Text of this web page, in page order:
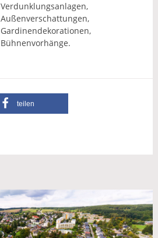
Verdunklungsanlagen,
Außenverschattungen,
Gardinendekorationen,
Bühnenvorhänge.
teilen